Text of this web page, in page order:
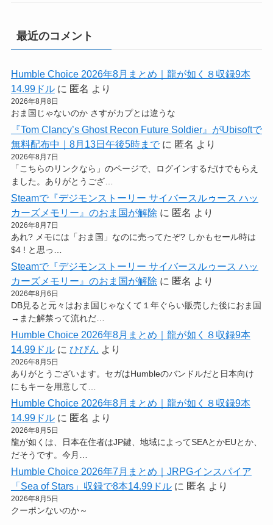
最近のコメント
Humble Choice 2026年8月まとめ｜龍が如く８収録9本
14.99ドルに 匿名 より
2026年8月8日
おま国じゃないのか さすがカプとは違うな
『Tom Clancy’s Ghost Recon Future Soldier』がUbisoftで
無料配布中｜8月13日午後5時までに 匿名 より
2026年8月7日
「こちらのリンクなら」のページで、ログインするだけでもらえ
ました。ありがとうござ…
Steamで『デジモンストーリー サイバースルゥース ハッ
カーズメモリー』のおま国が解除 に 匿名 より
2026年8月7日
あれ? メモには「おま国」なのに売ってたぞ? しかもセール時は
$4 ! と思っ…
Steamで『デジモンストーリー サイバースルゥース ハッ
カーズメモリー』のおま国が解除 に 匿名 より
2026年8月6日
DB見ると元々はおま国じゃなくて１年ぐらい販売した後におま国
→また解禁って流れだ…
Humble Choice 2026年8月まとめ｜龍が如く８収録9本
14.99ドルに ひびん より
2026年8月5日
ありがとうございます。セガはHumbleのバンドルだと日本向け
にもキーを用意して…
Humble Choice 2026年8月まとめ｜龍が如く８収録9本
14.99ドルに 匿名 より
2026年8月5日
龍が如くは、日本在住者はJP鍵、地域によってSEAとかEUとか、
だそうです。今月…
Humble Choice 2026年7月まとめ｜JRPGインスパイア
「Sea of Stars」収録で8本14.99ドルに 匿名 より
2026年8月5日
クーポンないのか～